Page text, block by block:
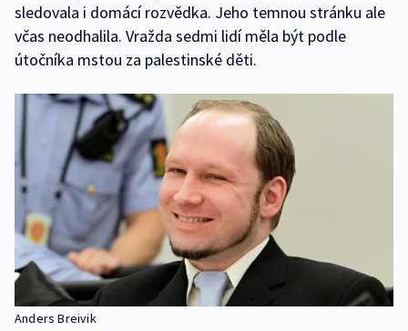
sledovala i domácí rozvědka. Jeho temnou stránku ale
včas neodhalila. Vražda sedmi lidí měla být podle
útočníka mstou za palestinské děti.
Anders Breivik